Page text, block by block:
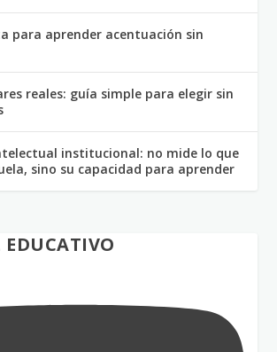
para aprender acentuación sin
reales: guía simple para elegir sin
institucional: no mide lo que
sino su capacidad para aprender
EDUCATIVO